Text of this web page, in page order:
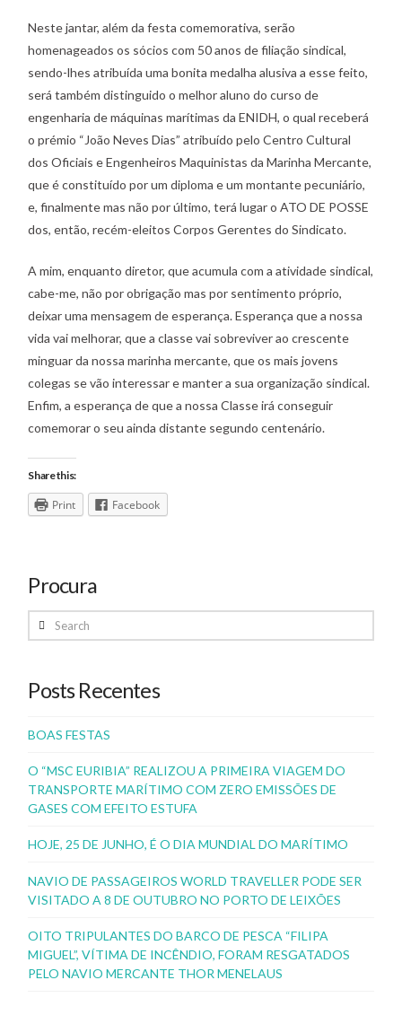
Neste jantar, além da festa comemorativa, serão
homenageados os sócios com 50 anos de filiação sindical,
sendo-lhes atribuída uma bonita medalha alusiva a esse feito,
será também distinguido o melhor aluno do curso de
engenharia de máquinas marítimas da ENIDH, o qual receberá
o prémio “João Neves Dias” atribuído pelo Centro Cultural
dos Oficiais e Engenheiros Maquinistas da Marinha Mercante,
que é constituído por um diploma e um montante pecuniário,
e, finalmente mas não por último, terá lugar o ATO DE POSSE
dos, então, recém-eleitos Corpos Gerentes do Sindicato.
A mim, enquanto diretor, que acumula com a atividade sindical,
cabe-me, não por obrigação mas por sentimento próprio,
deixar uma mensagem de esperança. Esperança que a nossa
vida vai melhorar, que a classe vai sobreviver ao crescente
minguar da nossa marinha mercante, que os mais jovens
colegas se vão interessar e manter a sua organização sindical.
Enfim, a esperança de que a nossa Classe irá conseguir
comemorar o seu ainda distante segundo centenário.
Share this:
Print Facebook
Procura
Search
Posts Recentes
BOAS FESTAS
O “MSC EURIBIA” REALIZOU A PRIMEIRA VIAGEM DO
TRANSPORTE MARÍTIMO COM ZERO EMISSÕES DE
GASES COM EFEITO ESTUFA
HOJE, 25 DE JUNHO, É O DIA MUNDIAL DO MARÍTIMO
NAVIO DE PASSAGEIROS WORLD TRAVELLER PODE SER
VISITADO A 8 DE OUTUBRO NO PORTO DE LEIXÕES
OITO TRIPULANTES DO BARCO DE PESCA “FILIPA
MIGUEL”, VÍTIMA DE INCÊNDIO, FORAM RESGATADOS
PELO NAVIO MERCANTE THOR MENELAUS